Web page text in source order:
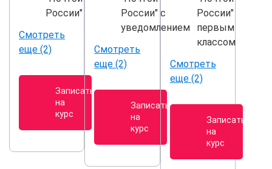
России"
Смотреть
еще (2)
Записаться
на
курс
России" с
уведомлением
Смотреть
еще (2)
Записаться
на
курс
России"
первым
классом
Смотреть
еще (2)
Записаться
на
курс